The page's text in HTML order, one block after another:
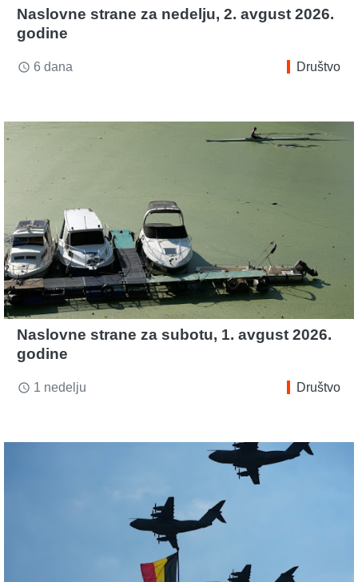
Naslovne strane za nedelju, 2. avgust 2026.
godine
access_time 6 dana Društvo
Naslovne strane za subotu, 1. avgust 2026.
godine
access_time 1 nedelju Društvo